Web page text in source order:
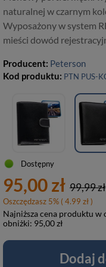
naturalnej w czarnym
Wyposażony w system
mieści dowód
Producent: Peterson
Kod produktu: PTN PUS-
Dostępny
95,00 zł 99,99 zł
Oszczędzasz 5% ( 4.99 zł )
Najniższa cena produktu
obniżki: 95,00 zł
Dodaj